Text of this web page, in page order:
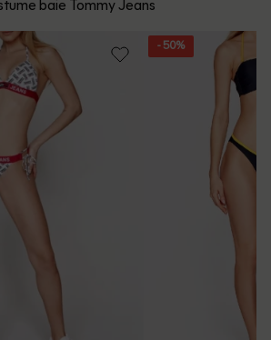
]
baie Tommy Jeans
- 50%